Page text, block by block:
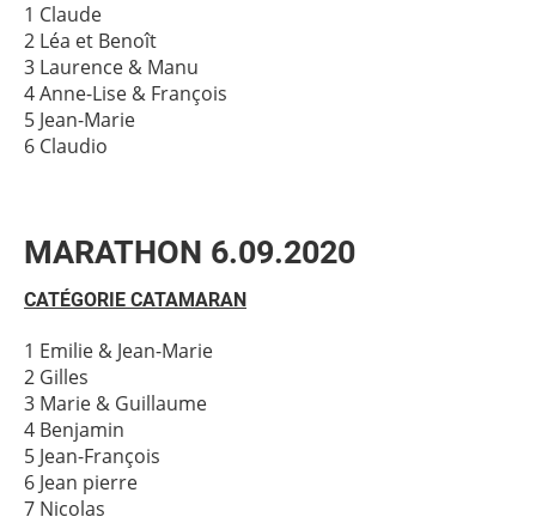
1 Claude
2 Léa et Benoît
3 Laurence & Manu
4 Anne-Lise & François
5 Jean-Marie
6 Claudio
MARATHON 6.09.2020
CATÉGORIE CATAMARAN
1 Emilie & Jean-Marie
2 Gilles
3 Marie & Guillaume
4 Benjamin
5 Jean-François
6 Jean pierre
7 Nicolas